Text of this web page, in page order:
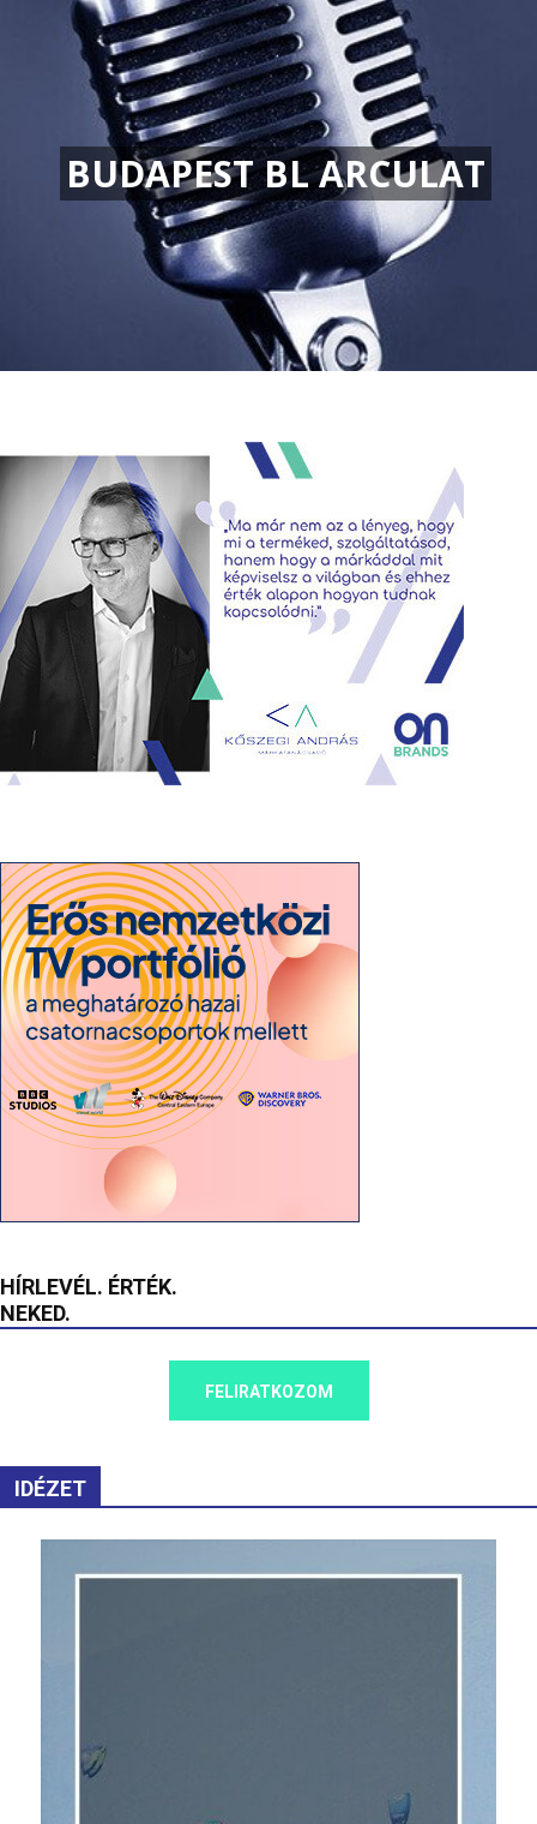
BUDAPEST BL ARCULAT
HÍRLEVÉL. ÉRTÉK.
NEKED.
FELIRATKOZOM
IDÉZET